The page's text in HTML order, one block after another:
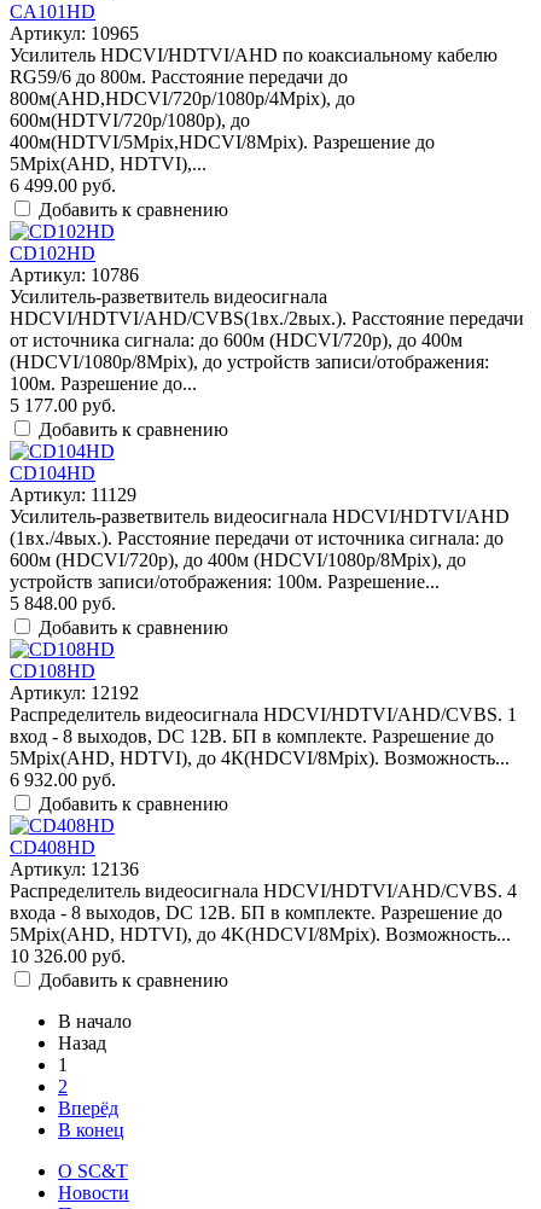
CA101HD
Артикул: 10965
Усилитель HDCVI/HDTVI/AHD по коаксиальному кабелю
RG59/6 до 800м. Расстояние передачи до
800м(AHD,HDCVI/720p/1080p/4Mpix), до
600м(HDTVI/720p/1080p), до
400м(HDTVI/5Mpix,HDCVI/8Mpix). Разрешение до
5Mpix(AHD, HDTVI),...
6 499.00 руб.
Добавить к сравнению
CD102HD
Артикул: 10786
Усилитель-разветвитель видеосигнала
HDCVI/HDTVI/AHD/CVBS(1вх./2вых.). Расстояние передачи
от источника сигнала: до 600м (HDCVI/720p), до 400м
(HDCVI/1080p/8Mpix), до устройств записи/отображения:
100м. Разрешение до...
5 177.00 руб.
Добавить к сравнению
CD104HD
Артикул: 11129
Усилитель-разветвитель видеосигнала HDCVI/HDTVI/AHD
(1вх./4вых.). Расстояние передачи от источника сигнала: до
600м (HDCVI/720p), до 400м (HDCVI/1080p/8Mpix), до
устройств записи/отображения: 100м. Разрешение...
5 848.00 руб.
Добавить к сравнению
CD108HD
Артикул: 12192
Распределитель видеосигнала HDCVI/HDTVI/AHD/CVBS. 1
вход - 8 выходов, DC 12В. БП в комплекте. Разрешение до
5Mpix(AHD, HDTVI), до 4К(HDCVI/8Mpix). Возможность...
6 932.00 руб.
Добавить к сравнению
CD408HD
Артикул: 12136
Распределитель видеосигнала HDCVI/HDTVI/AHD/CVBS. 4
входа - 8 выходов, DC 12В. БП в комплекте. Разрешение до
5Mpix(AHD, HDTVI), до 4K(HDCVI/8Mpix). Возможность...
10 326.00 руб.
Добавить к сравнению
В начало
Назад
1
2
Вперёд
В конец
О SC&T
Новости